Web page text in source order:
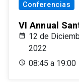
Conferencias
VI Annual
12 de
2022
08:45 a 19:00